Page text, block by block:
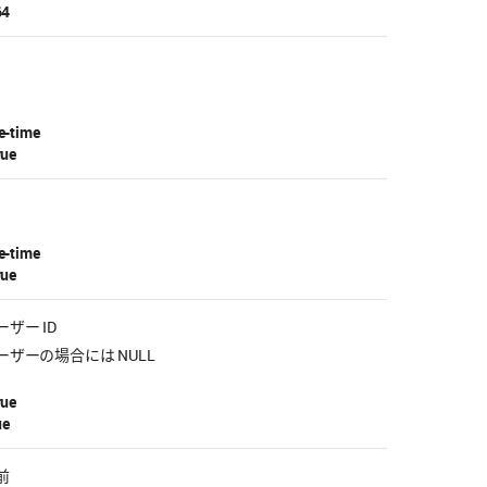
time
time
ザー ID
ザーの場合には NULL